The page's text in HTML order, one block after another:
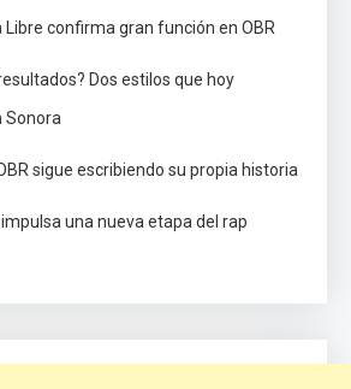
Libre confirma gran función en OBR
Dos estilos que hoy
Sonora
sigue escribiendo su propia historia
una nueva etapa del rap